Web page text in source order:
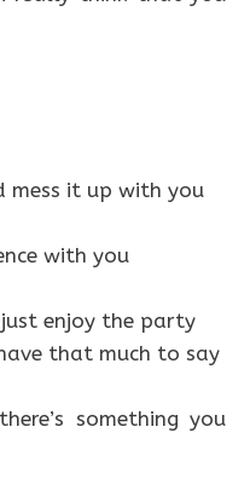
mess it up with you
with you
enjoy the party
that much to say
something you